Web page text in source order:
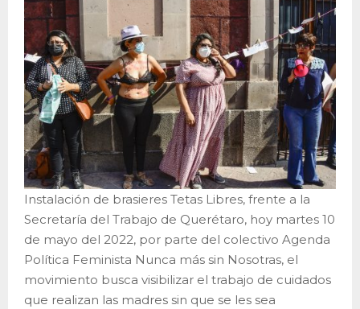
Instalación de brasieres Tetas Libres, frente a la
Secretaría del Trabajo de Querétaro, hoy martes 10
de mayo del 2022, por parte del colectivo Agenda
Política Feminista Nunca más sin Nosotras, el
movimiento busca visibilizar el trabajo de cuidados
que realizan las madres sin que se les sea